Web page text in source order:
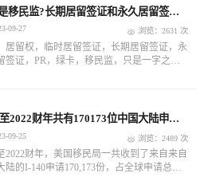
移民监?长期居留签证和永久居留签证
区别?
09-27 浏览：2631 次
居留权，临时居留签证，长期居留签证，永
签证，PR，绿卡，移民监，只是一字之
2022财年共有170173位中国大陆申请
美国
09-25 浏览：2489 次
2022财年，美国移民局一共收到了来自来自
陆的I-140申请170,173份，占全球申请总量